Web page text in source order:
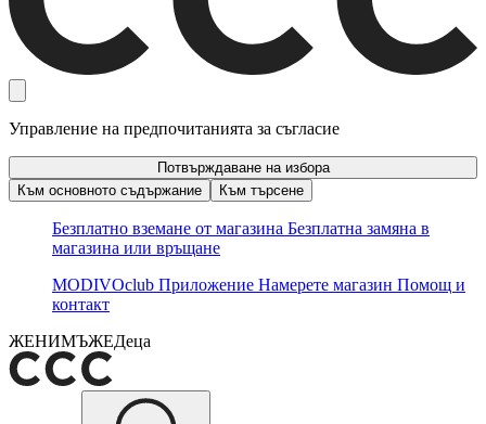
Управление на предпочитанията за съгласие
Потвърждаване на избора
Към основното съдържание
Към търсене
Безплатно вземане от магазина Безплатна замяна в
магазина или връщане
MODIVOclub Приложение Намерете магазин Помощ и
контакт
ЖЕНИМЪЖЕДеца